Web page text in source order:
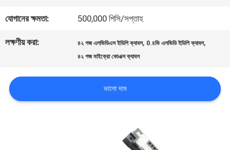
সাথে
যোগাযোগ
খবর
যোগানের ক্ষমতা: 500,000 পিসি/সপ্তাহ
লক্ষণীয় করা: ৪২ গজ এলভিডিএস ইডিপি ক্যাবল, 0.৪ভি এলভিডি ইডিপি ক্যাবল,
৪২ গজ মাইক্রো কোএক্স ক্যাবল
ভালো দাম